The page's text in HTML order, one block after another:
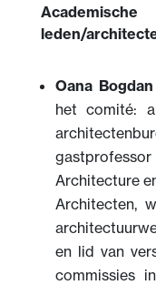
Academische
leden/
Oana Bogdan
het comité:
Architecture
Architecten,
en lid van
commissies